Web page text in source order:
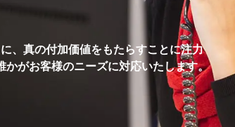
、真の付加価値をもたらすことに注力
がお客様のニーズに対応いたします。